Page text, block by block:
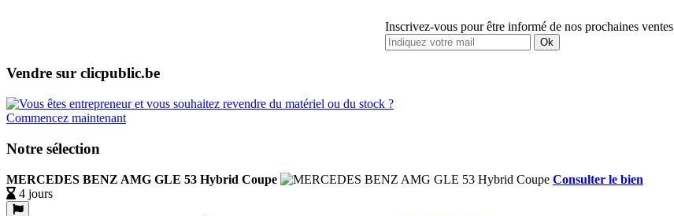
Inscrivez-vous pour être informé de nos prochaines ventes
Ok
Vendre sur clicpublic.be
Commencez maintenant
Notre sélection
MERCEDES BENZ AMG GLE 53 Hybrid Coupe
Consulter le bien
4 jours